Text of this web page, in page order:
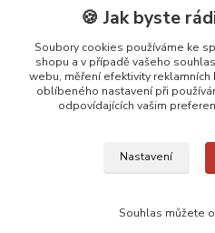
📞 728 007 997
⏰ Po - Pá | 7:00 - 13:30 |
info@repulse.cz
Upravit sběr
REPULSE s.r.o. |
🍪 Jak byste
Soubory cookies používáme ke
shopu a v případě vašeho
webu, měření efektivity reklamních
oblíbeného nastavení při
odpovídajících vašim
Nastavení
Souhlas můžete